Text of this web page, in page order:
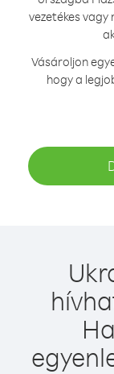
vezetékes
Vásároljon
hogy a